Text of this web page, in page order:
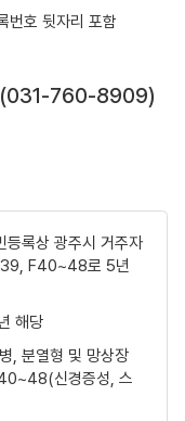
번호 뒷자리 포함
(031-760-8909)
록상 광주시 거주자
F40~48로 5년
해당
, 분열형 및 망상장
신경증성, 스